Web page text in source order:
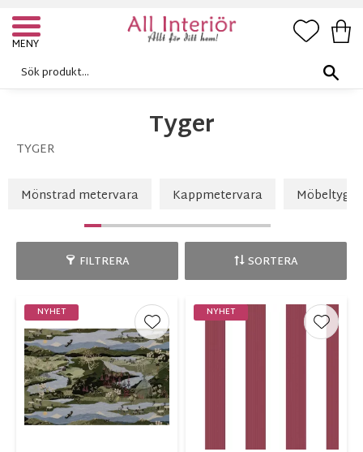
Meny
Tyger
TYGER
Mönstrad metervara Kappmetervara Möbeltyg
FILTRERA SORTERA
NYHET
Lägg till i favoriter
NYHET
Lägg